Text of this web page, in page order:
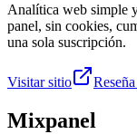
Analítica web simple
panel, sin cookies,
una sola suscripción.
Visitar sitio
Mixpanel